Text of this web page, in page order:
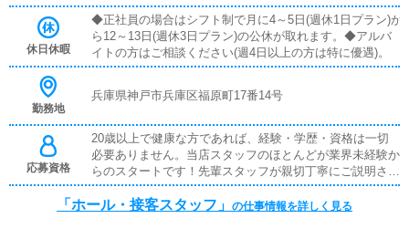
見ながら徐々に覚えていただきますので、未経験の方でも
安心して働けます。最初から全てのお仕事を押し付けると
いうことはいたしません。一人一人のペースに合わせて指
導させていただきます。
休日休暇
◆正社員の場合はシフト制で月に4～5日(週休1日プラン)か
ら12～13日(週休3日プラン)の公休が取れます。◆アルバ
イトの方はご相談ください(週4日以上の方は特に優遇)。
勤務地
兵庫県神戸市兵庫区福原町17番14号
応募資格
20歳以上で健康な方であれば、経験・学歴・資格は一切
必要ありません。当店スタッフのほとんどが業界未経験か
らのスタートです！先輩スタッフが親切丁寧にご説明させ
ていただきますのでご安心してご応募ください。
「ホール・接客スタッフ」 の仕事情報を詳しく見る